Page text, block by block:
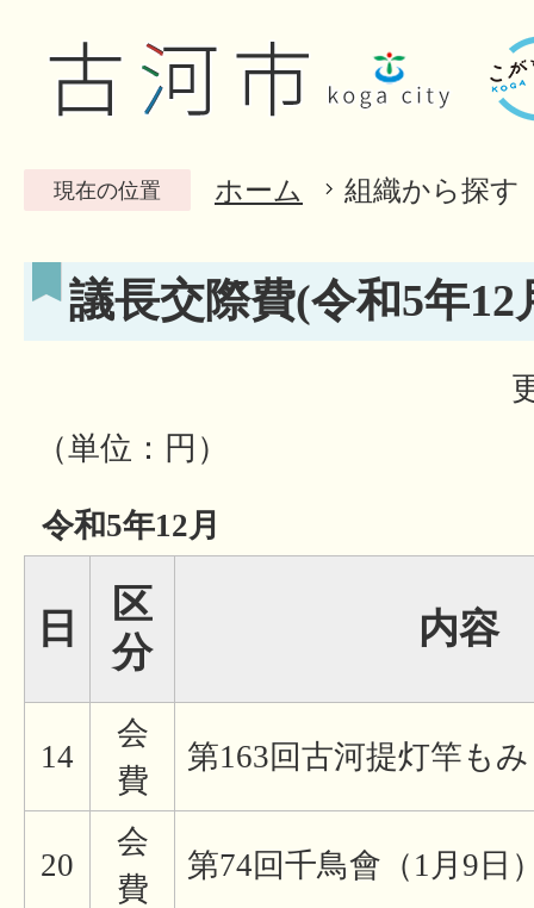
現在の位置 ホーム 組織から探す
議長交際費(令和5年12
（単位：円）
令和5年12月
日
区
分
内容
14
会
費
第163回古河提灯竿も
20
会
費
第74回千鳥會（1月9日